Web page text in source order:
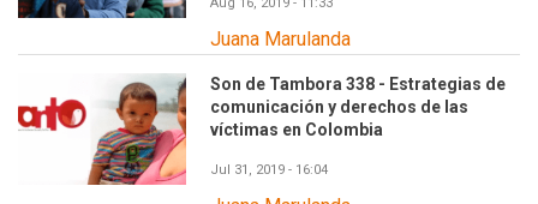
Juana Marulanda
Son de Tambora 338 - Estrategias de
comunicación y derechos de las
víctimas en Colombia
Jul 31, 2019 - 16:04